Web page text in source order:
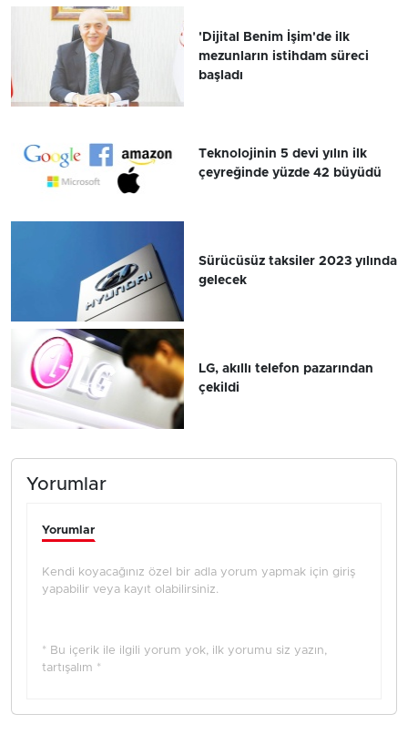
'Dijital Benim İşim'de ilk
mezunların istihdam süreci
başladı
Teknolojinin 5 devi yılın ilk
çeyreğinde yüzde 42 büyüdü
Sürücüsüz taksiler 2023 yılında
gelecek
LG, akıllı telefon pazarından
çekildi
Yorumlar
Yorumlar
Kendi koyacağınız özel bir adla yorum yapmak için giriş
yapabilir veya kayıt olabilirsiniz.
* Bu içerik ile ilgili yorum yok, ilk yorumu siz yazın,
tartışalım *